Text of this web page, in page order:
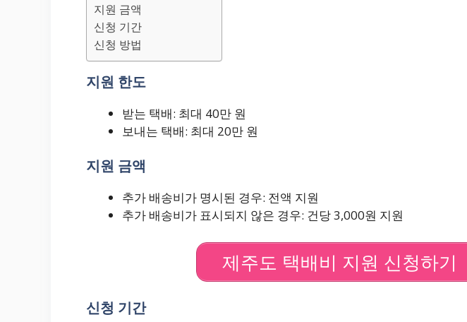
지원 금액
신청 기간
신청 방법
지원 한도
받는 택배: 최대 40만 원
보내는 택배: 최대 20만 원
지원 금액
추가 배송비가 명시된 경우: 전액 지원
추가 배송비가 표시되지 않은 경우: 건당 3,000원 지원
제주도 택배비 지원 신청하기
신청 기간